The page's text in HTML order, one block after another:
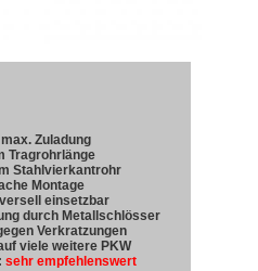
max. Zuladung
Tragrohrlänge
Stahlvierkantrohr
Montage
einsetzbar
durch Metallschlösser
Verkratzungen
viele weitere PKW
sehr empfehlenswert